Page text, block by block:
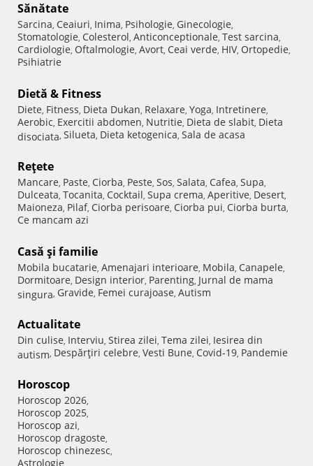
Sănătate
Sarcina, Ceaiuri, Inima, Psihologie, Ginecologie,
Stomatologie, Colesterol, Anticonceptionale, Test sarcina,
Cardiologie, Oftalmologie, Avort, Ceai verde, HIV, Ortopedie,
Psihiatrie
Dietă & Fitness
Diete, Fitness, Dieta Dukan, Relaxare, Yoga, Intretinere,
Aerobic, Exercitii abdomen, Nutritie, Dieta de slabit, Dieta
disociata, Silueta, Dieta ketogenica, Sala de acasa
Reţete
Mancare, Paste, Ciorba, Peste, Sos, Salata, Cafea, Supa,
Dulceata, Tocanita, Cocktail, Supa crema, Aperitive, Desert,
Maioneza, Pilaf, Ciorba perisoare, Ciorba pui, Ciorba burta,
Ce mancam azi
Casă şi familie
Mobila bucatarie, Amenajari interioare, Mobila, Canapele,
Dormitoare, Design interior, Parenting, Jurnal de mama
singura, Gravide, Femei curajoase, Autism
Actualitate
Din culise, Interviu, Stirea zilei, Tema zilei, Iesirea din
autism, Despărţiri celebre, Vesti Bune, Covid-19, Pandemie
Horoscop
Horoscop 2026,
Horoscop 2025,
Horoscop azi,
Horoscop dragoste,
Horoscop chinezesc,
Astrologie